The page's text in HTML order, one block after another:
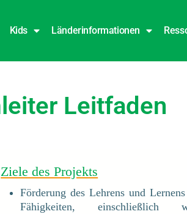
Kids Länderinformationen
Leitfaden
Ziele des Projekts
Förderung des Lehrens und
Fähigkeiten, einschließlich